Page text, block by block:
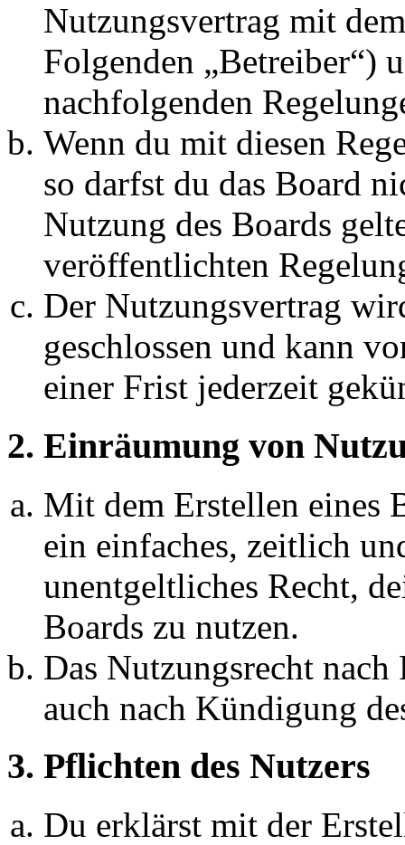
Nutzungsvertrag mit
Folgenden „Betreiber“)
nachfolgenden
Wenn du mit diesen
so darfst du das Board
Nutzung des Boards
veröffentlichten
Der Nutzungsvertrag
geschlossen und kann
einer Frist jederzeit
2. Einräumung von
Mit dem Erstellen eines
ein einfaches, zeitlich
unentgeltliches Recht,
Boards zu nutzen.
Das Nutzungsrecht
auch nach Kündigung
3. Pflichten des Nutzers
Du erklärst mit der